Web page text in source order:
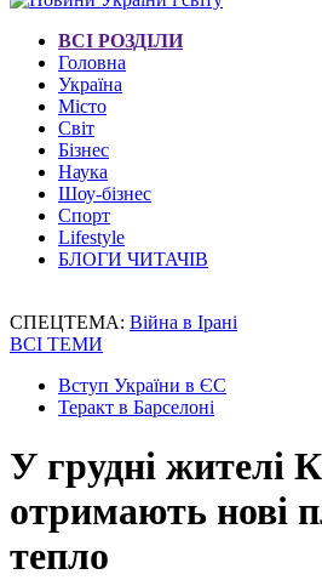
ВСІ РОЗДІЛИ
Головна
Україна
Місто
Світ
Бізнес
Наука
Шоу-бізнес
Спорт
Lifestyle
БЛОГИ ЧИТАЧІВ
СПЕЦТЕМА: Війна в Ірані
ВСІ ТЕМИ
Вступ України в ЄС
Теракт в Барселоні
У грудні жителі
отримають нові
тепло